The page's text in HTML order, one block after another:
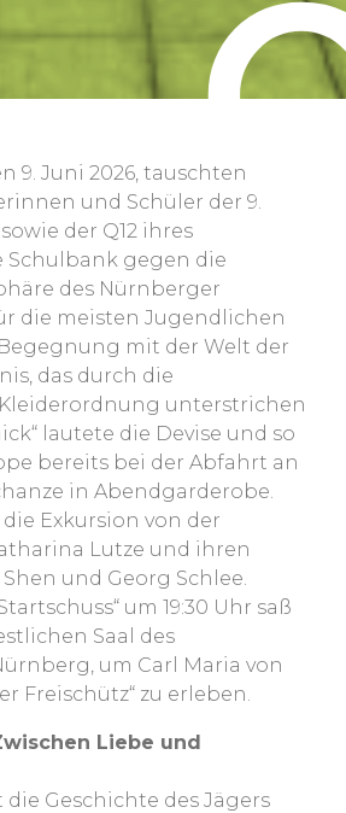
9. Juni 2026, tauschten
und Schüler der 9.
der Q12 ihres
Schulbank gegen die
des Nürnberger
die meisten Jugendlichen
mit der Welt der
das durch die
unterstrichen
lautete die Devise und so
bereits bei der Abfahrt an
in Abendgarderobe.
Exkursion von der
Lutze und ihren
und Georg Schlee.
um 19:30 Uhr saß
Saal des
um Carl Maria von
Freischütz“ zu erleben.
Liebe und
Geschichte des Jägers